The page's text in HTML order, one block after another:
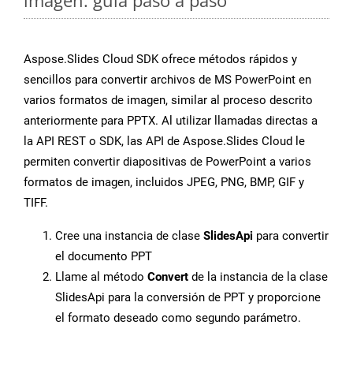
Aspose.Slides Cloud SDK ofrece métodos rápidos y
sencillos para convertir archivos de MS PowerPoint en
varios formatos de imagen, similar al proceso descrito
anteriormente para PPTX. Al utilizar llamadas directas a
la API REST o SDK, las API de Aspose.Slides Cloud le
permiten convertir diapositivas de PowerPoint a varios
formatos de imagen, incluidos JPEG, PNG, BMP, GIF y
TIFF.
Cree una instancia de clase SlidesApi para convertir
el documento PPT
Llame al método Convert de la instancia de la clase
SlidesApi para la conversión de PPT y proporcione
el formato deseado como segundo parámetro.